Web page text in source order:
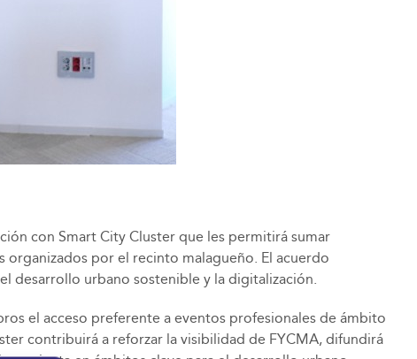
con Smart City Cluster que les permitirá sumar
organizados por el recinto malagueño. El acuerdo
desarrollo urbano sostenible y la digitalización.
el acceso preferente a eventos profesionales de ámbito
contribuirá a reforzar la visibilidad de FYCMA, difundirá